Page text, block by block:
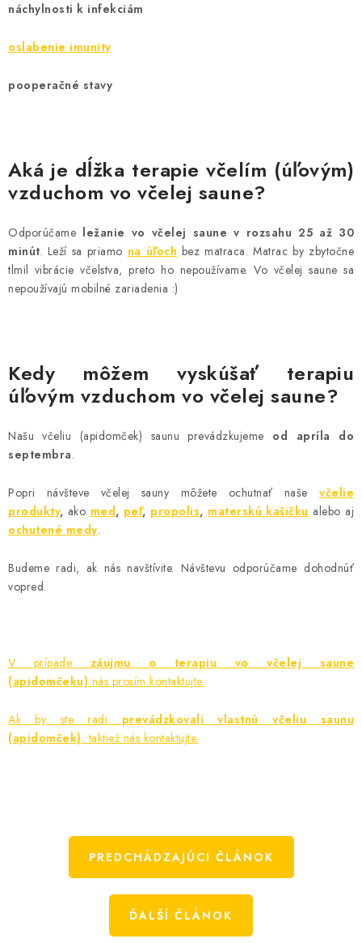
náchylnosti k infekciám
oslabenie imunity
pooperačné stavy
Aká je dĺžka terapie včelím (úľovým)
vzduchom vo včelej saune?
Odporúčame ležanie vo včelej saune v rozsahu 25 až 30
minút. Leží sa priamo na úľoch bez matraca. Matrac by zbytočne
tlmil vibrácie včelstva, preto ho nepoužívame. Vo včelej saune sa
nepoužívajú mobilné zariadenia :)
Kedy môžem vyskúšať terapiu
úľovým vzduchom vo včelej saune?
Našu včeliu (apidomček) saunu prevádzkujeme od apríla do
septembra.
Popri návšteve včelej sauny môžete ochutnať naše včelie
produkty, ako med, peľ, propolis, materskú kašičku alebo aj
ochutené medy.
Budeme radi, ak nás navštívite. Návštevu odporúčame dohodnúť
vopred.
V prípade
záujmu o terapiu vo včelej saune
(apidomčeku) nás prosím kontaktujte.
Ak by ste radi
prevádzkovali vlastnú včeliu saunu
(apidomček), taktiež nás kontaktujte.
PREDCHÁDZAJÚCI ČLÁNOK
ĎALŠÍ ČLÁNOK